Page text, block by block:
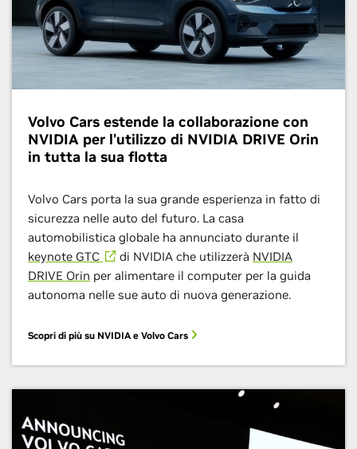
Volvo Cars estende la collaborazione con
NVIDIA per l'utilizzo di NVIDIA DRIVE Orin
in tutta la sua flotta
Volvo Cars porta la sua grande esperienza in fatto di
sicurezza nelle auto del futuro. La casa
automobilistica globale ha annunciato durante il
keynote GTC
di NVIDIA che utilizzerà NVIDIA
DRIVE Orin per alimentare il computer per la guida
autonoma nelle sue auto di nuova generazione.
Scopri di più su NVIDIA e Volvo Cars